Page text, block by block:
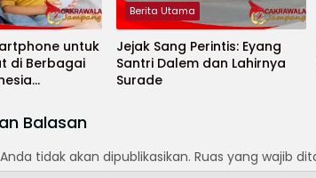
untuk
di Berbagai
Berita Utama
Jejak Sang Perintis: Eyang
Santri Dalem dan Lahirnya
Surade
Balasan
tidak akan dipublikasikan. Ruas yang wajib